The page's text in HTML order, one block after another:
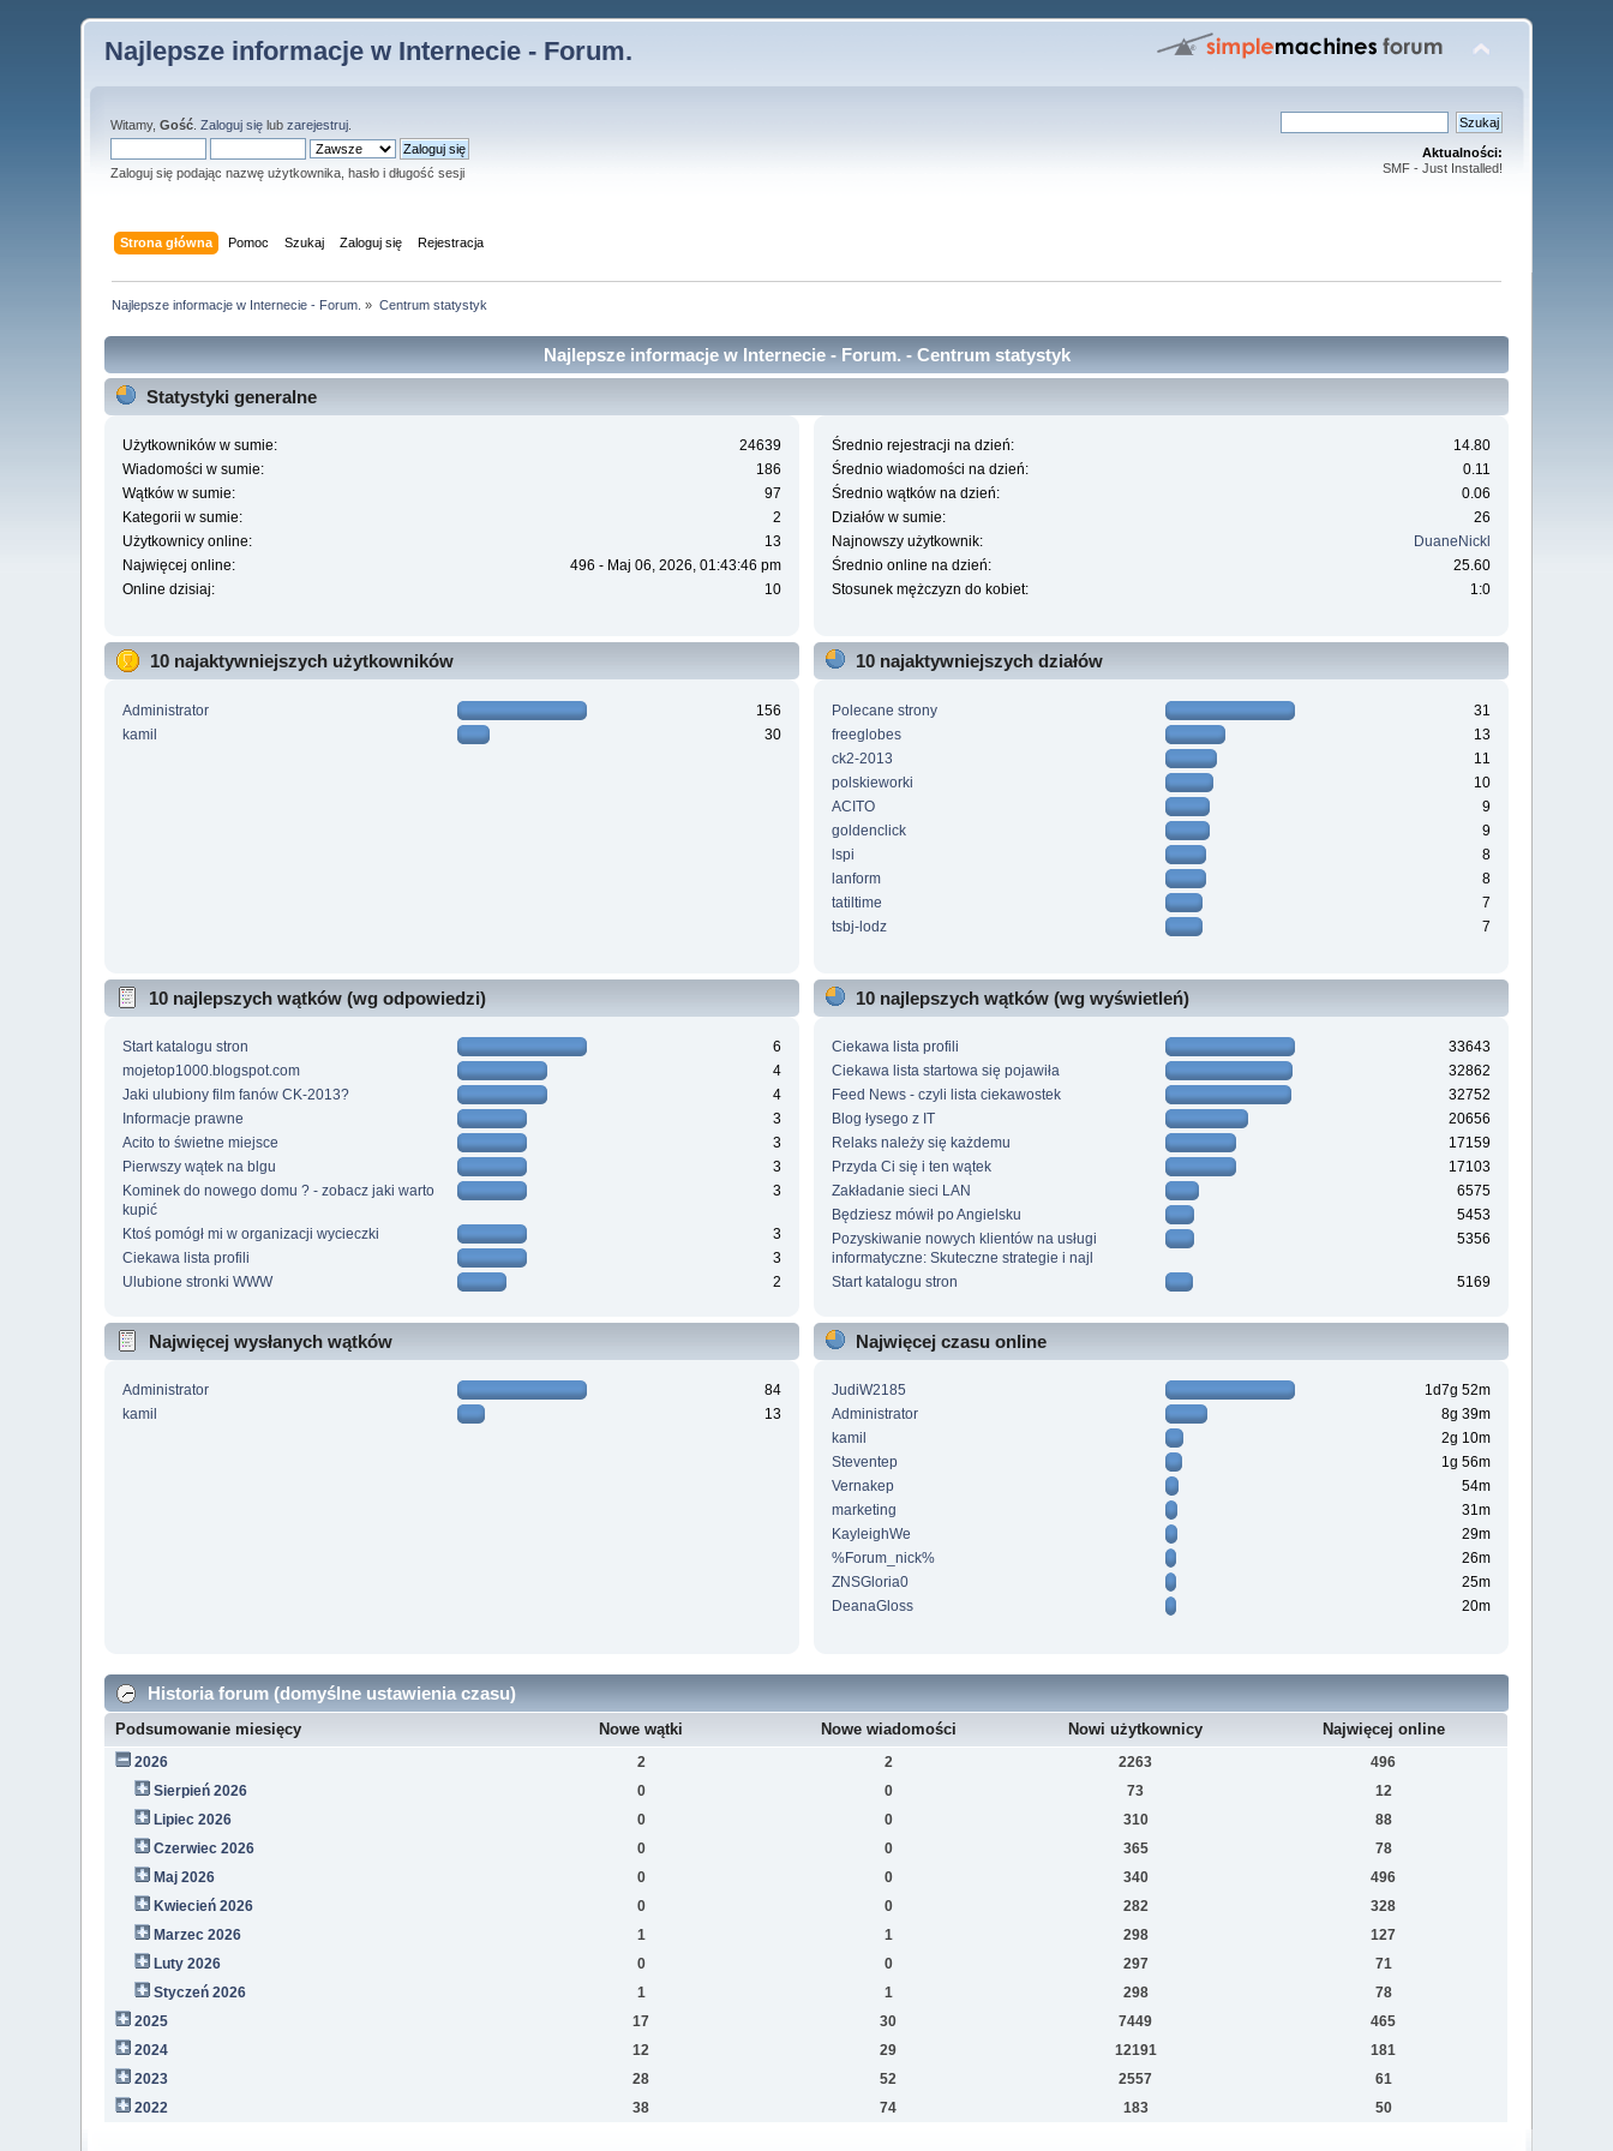
Najlepsze informacje w Internecie - Forum.
Witamy,Gość .Zaloguj się lubzarejestruj
Zaloguj się podając nazwę użytkownika, hasło i długość sesji
Aktualności:
SMF - Just Installed!
Strona główna Pomoc Szukaj Zaloguj się Rejestracja
Najlepsze informacje w Internecie - Forum. » Centrum statystyk
Najlepsze informacje w Internecie - Forum. - Centrum statystyk
Statystyki generalne
Użytkowników w sumie:
24639
Wiadomości w sumie:
186
Wątków w sumie:
97
Kategorii w sumie:
2
Użytkownicy online:
13
Najwięcej online:
496 - Maj 06, 2026, 01:43:46 pm
Online dzisiaj:
10
Średnio rejestracji na dzień:
14.80
Średnio wiadomości na dzień:
0.11
Średnio wątków na dzień:
0.06
Działów w sumie:
26
Najnowszy użytkownik:
DuaneNickl
Średnio online na dzień:
25.60
Stosunek mężczyzn do kobiet:
1:0
10 najaktywniejszych użytkowników
Administrator
156
kamil
30
10 najaktywniejszych działów
Polecane strony
31
freeglobes
13
ck2-2013
11
polskieworki
10
ACITO
9
goldenclick
9
lspi
8
lanform
8
tatiltime
7
tsbj-lodz
7
10 najlepszych wątków (wg odpowiedzi)
Start katalogu stron
6
mojetop1000.blogspot.com
4
Jaki ulubiony film fanów CK-2013?
4
Informacje prawne
3
Acito to świetne miejsce
3
Pierwszy wątek na blgu
3
Kominek do nowego domu ? - zobacz jaki warto
kupić
3
Ktoś pomógł mi w organizacji wycieczki
3
Ciekawa lista profili
3
Ulubione stronki WWW
2
10 najlepszych wątków (wg wyświetleń)
Ciekawa lista profili
33643
Ciekawa lista startowa się pojawiła
32862
Feed News - czyli lista ciekawostek
32752
Blog łysego z IT
20656
Relaks należy się każdemu
17159
Przyda Ci się i ten wątek
17103
Zakładanie sieci LAN
6575
Będziesz mówił po Angielsku
5453
Pozyskiwanie nowych klientów na usługi
informatyczne: Skuteczne strategie i najl
5356
Start katalogu stron 5169
Najwięcej wysłanych wątków
Administrator
84
kamil
13
Najwięcej czasu online
JudiW2185
1d7g 52m
Administrator
8g 39m
kamil
2g 10m
Steventep
1g 56m
Vernakep
54m
marketing
31m
KayleighWe
29m
%Forum_nick%
26m
ZNSGloria0
25m
DeanaGloss
20m
Historia forum (domyślne ustawienia czasu)
Podsumowanie miesięcy Nowe wątki Nowe wiadomości Nowi użytkownicy Najwięcej online
2026 2 2 2263
496
Sierpień 2026
0 0 73
12
Lipiec 2026
0 0 310
88
Czerwiec 2026
0 0 365
78
Maj 2026
0 0 340
496
Kwiecień 2026
0 0 282
328
Marzec 2026
1 1 298
127
Luty 2026
0 0 297
71
Styczeń 2026
1 1 298
78
2025
17 30 7449
465
2024
12 29 12191
181
2023
28 52 2557
61
2022
38 74 183 50